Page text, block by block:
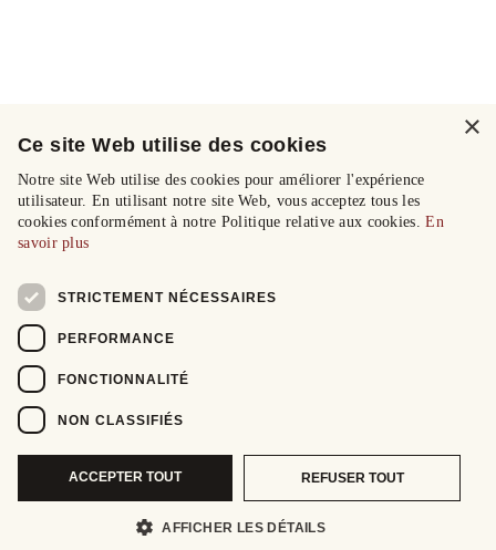
×
Ce site Web utilise des cookies
Notre site Web utilise des cookies pour améliorer l'expérience
utilisateur. En utilisant notre site Web, vous acceptez tous les
cookies conformément à notre Politique relative aux cookies.En
savoir plus
STRICTEMENT NÉCESSAIRES
PERFORMANCE
FONCTIONNALITÉ
NON CLASSIFIÉS
ACCEPTER TOUT REFUSER TOUT
AFFICHER LES DÉTAILS